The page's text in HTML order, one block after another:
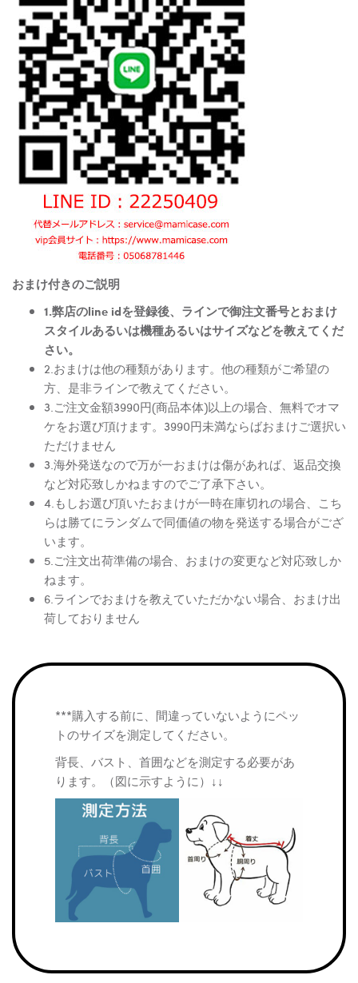
おまけ付きのご説明
1.弊店のline idを登録後、ラインで御注文番号とおまけ
スタイルあるいは機種あるいはサイズなどを教えてくだ
さい。
2.おまけは他の種類があります。他の種類がご希望の
方、是非ラインで教えてください。
3.ご注文金額3990円(商品本体)以上の場合、無料でオマ
ケをお選び頂けます。3990円未満ならばおまけご選択い
ただけません
3.海外発送なので万が一おまけは傷があれば、返品交換
など対応致しかねますのでご了承下さい。
4.もしお選び頂いたおまけが一時在庫切れの場合、こち
らは勝てにランダムで同価値の物を発送する場合がござ
います。
5.ご注文出荷準備の場合、おまけの変更など対応致しか
ねます。
6.ラインでおまけを教えていただかない場合、おまけ出
荷しておりません
***購入する前に、間違っていないようにペッ
トのサイズを測定してください。
背長、バスト、首囲などを測定する必要があ
ります。（図に示すように）↓↓